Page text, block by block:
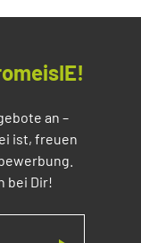
an –
ist, freuen
bei Dir!